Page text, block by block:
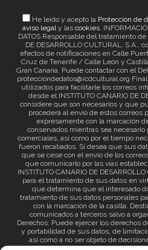
He leído y acepto la Protección de
aviso legaly lascookies.
DATOS Responsable del tratamiento
DE DESARROLLO CULTURAL, S.A.,
efectos de notificaciones en Calle
Cruz de Tenerife / Calle León y
Gran Canaria. Puede contactar con el
protecciondedatos@icdcultural.org
utilizados para facilitarle los correos
desde el INSTITUTO CANARIO DE
considere que son necesarios y que
procederá al envío de estos correos
expresamente con la marcación
conservados mientras sea
comerciales, así como por el tiempo
fueron recabados. Si desea que sus
que se cese con el envío de los
que comunicarlo por las vías
INSTITUTO CANARIO DE
para el tratamiento de sus datos en
que determina que el interesado
tratamiento de sus datos personales
con la marcación de la casilla.
comunicados a terceros salvo a
Derechos: Puede ejercer los derechos
y portabilidad de sus datos, de
así como a no ser objeto de
tratamiento automatizado de sus